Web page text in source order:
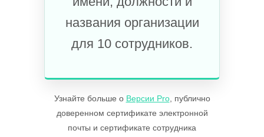
названия организации
для 10 сотрудников.
Узнайте больше о Версии Pro, публично
доверенном сертификате электронной
почты и сертификате сотрудника